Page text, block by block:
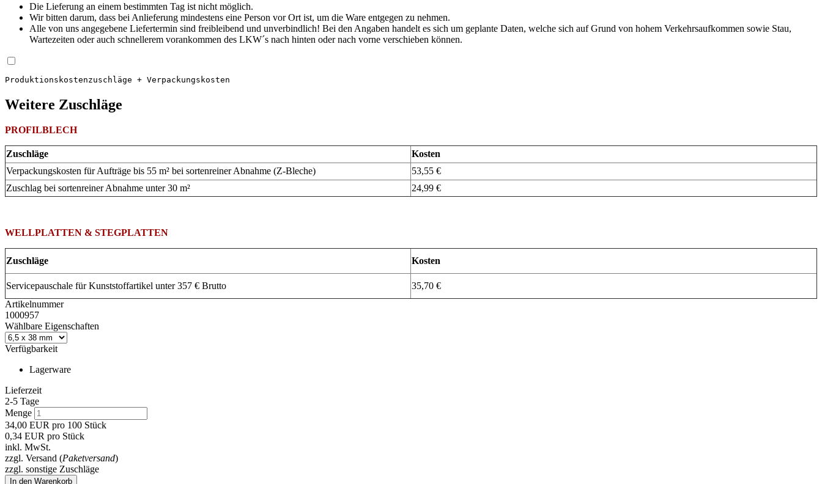
Die Lieferung an einem bestimmten Tag ist nicht möglich.
Wir bitten darum, dass bei Anlieferung mindestens eine Person vor Ort ist, um die Ware entgegen zu nehmen.
Alle von uns angegebene Liefertermin sind freibleibend und unverbindlich! Bei den Angaben handelt es sich um geplante Daten, welche sich auf Grund von hohem Verkehrsaufkommen sowie Stau,
Wartezeiten oder auch schnellerem vorankommen des LKW´s nach hinten oder nach vorne verschieben können.
Produktions­kosten­zuschläge + Verpackungskosten
Weitere Zuschläge
PROFILBLECH
Zuschläge
Kosten
Verpackungskosten für Aufträge bis 55 m² bei sortenreiner Abnahme (Z-Bleche)
53,55 €
Zuschlag bei sortenreiner Abnahme unter 30 m²
24,99 €
WELLPLATTEN & STEGPLATTEN
Zuschläge Kosten
Servicepauschale für Kunststoffartikel unter 357 € Brutto
35,70 €
Artikelnummer
1000957
Wählbare Eigenschaften
Verfügbarkeit
Lagerware
Lieferzeit
2-5 Tage
Menge
34,00 EUR pro 100 Stück
0,34 EUR pro Stück
inkl. MwSt.
zzgl. Versand (Paketversand)
zzgl. sonstige Zuschläge